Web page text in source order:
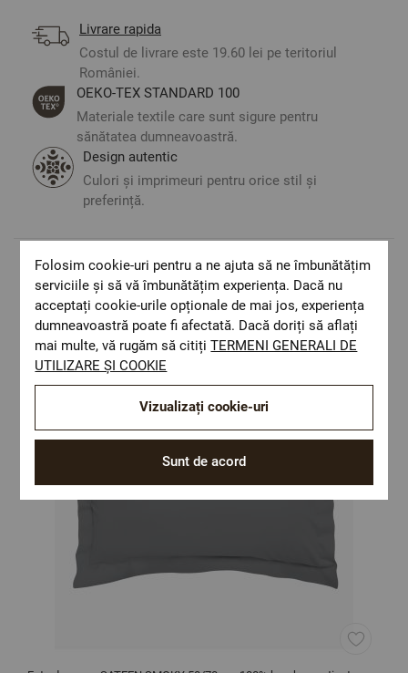
Livrare rapida
Costul de livrare este 19.60 lei pe teritoriul
României.
ОЕКО-ТЕX STANDARD 100
Materiale textile care sunt sigure pentru
sănătatea dumneavoastră.
Design autentic
Culori și imprimeuri pentru orice stil și
preferință.
Optiuni de a combina
Folosim cookie-uri pentru a ne ajuta să ne îmbunătățim
serviciile și să vă îmbunătățim experiența. Dacă nu
acceptați cookie-urile opționale de mai jos, experiența
dumneavoastră poate fi afectată. Dacă doriți să aflați
mai multe, vă rugăm să citițiTERMENI GENERALI DE
UTILIZARE ȘI COOKIE
Sunt de acord
Vizualizați cookie-uri